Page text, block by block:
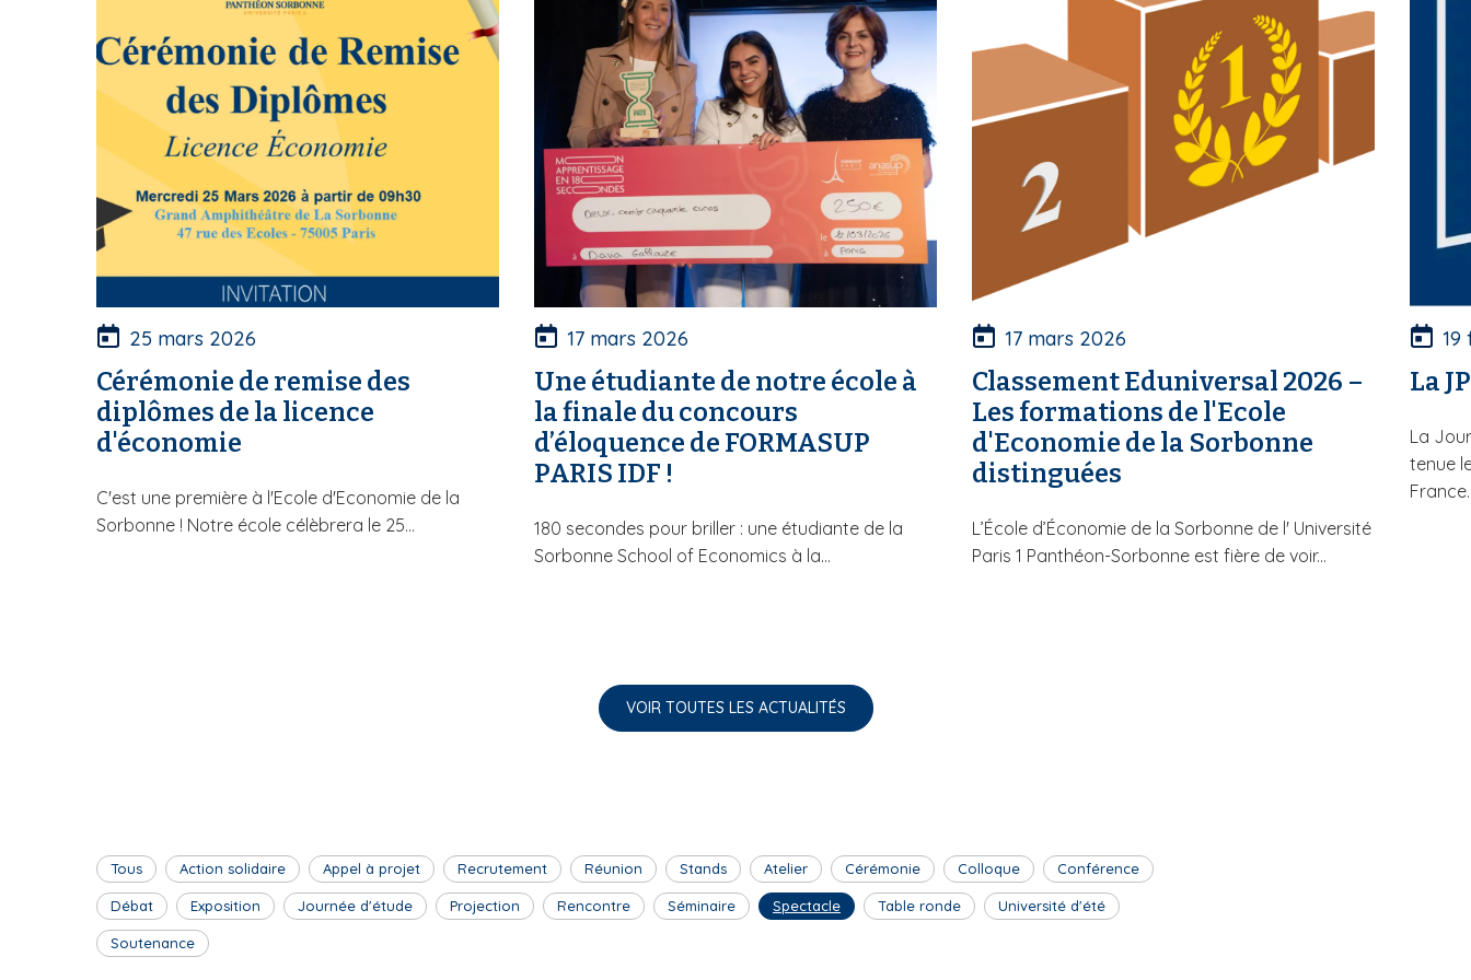
25 mars 2026
Cérémonie de remise des
diplômes de la licence
d'économie
C'est une première à l'Ecole d'Economie de la
Sorbonne ! Notre école célèbrera le 25...
17 mars 2026
Une étudiante de notre école à
la finale du concours
d’éloquence de FORMASUP
PARIS IDF !
180 secondes pour briller : une étudiante de la
Sorbonne School of Economics à la...
17 mars 2026
Classement Eduniversal 2026 –
Les formations de l'Ecole
d'Economie de la Sorbonne
distinguées
L’École d’Économie de la Sorbonne de l' Université
Paris 1 Panthéon-Sorbonne est fière de voir...
19
La
La
tenue
VOIR TOUTES LES ACTUALITÉS
Tous Action solidaire Appel à projet Recrutement Réunion Stands Atelier Cérémonie Colloque Conférence
Débat Exposition Journée d'étude Projection Rencontre Séminaire Spectacle Table ronde Université d'été
Soutenance